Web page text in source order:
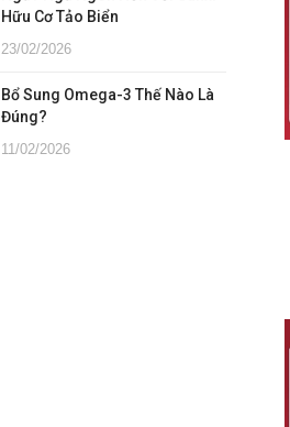
Hữu Cơ Tảo Biển
23/02/2026
Bổ Sung Omega-3 Thế Nào Là
Đúng?
11/02/2026